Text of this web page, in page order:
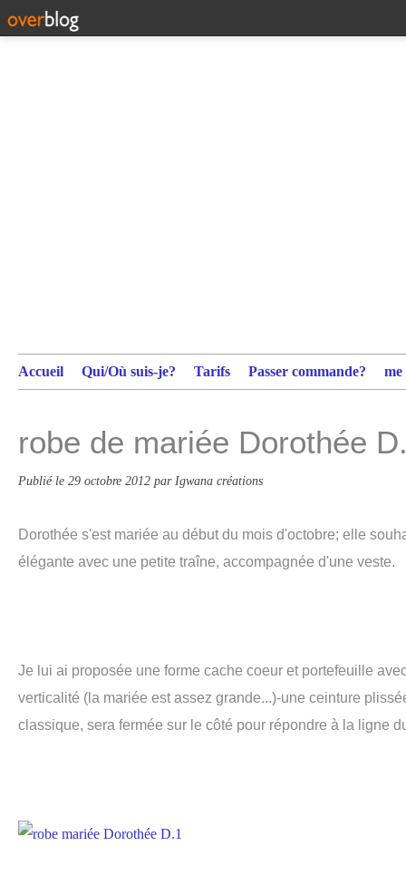
Accueil Qui/Où suis-je? Tarifs Passer commande?
robe de mariée Dorothée
Publié le 29 octobre 2012 par Igwana créations
Dorothée s'est mariée au début du mois d'octobre; elle
élégante avec une petite traîne, accompagnée d'une veste.
Je lui ai proposée une forme cache coeur et portefeuille
verticalité (la mariée est assez grande...)-une ceinture
classique, sera fermée sur le côté pour répondre à la ligne